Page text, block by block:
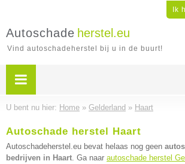
Ik
Autoschade herstel.eu
Vind autoschadeherstel bij u in de buurt!
U bent nu hier: Home » Gelderland » Haart
Autoschade herstel Haart
Autoschadeherstel.eu bevat helaas nog geen
bedrijven in Haart. Ga naar autoschade herstel